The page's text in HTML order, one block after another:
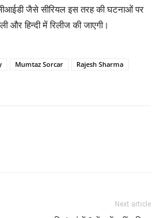
जैसे सीरियल इस तरह की घटनाओं पर
और हिन्‍दी में रिलीज की जाएगी।
Mumtaz Sorcar
Rajesh Sharma
Next article